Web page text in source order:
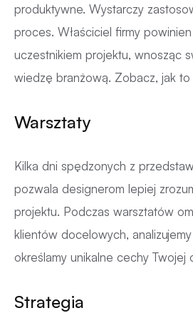
produktywne. Wystarczy
proces. Właściciel firmy
uczestnikiem projektu, wnosząc
wiedzę branżową. Zobacz, jak to
Warsztaty
Kilka dni spędzonych z
pozwala designerom lepiej
projektu. Podczas warsztatów
klientów docelowych,
określamy unikalne cechy Twojej
Strategia